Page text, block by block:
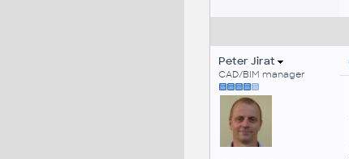
Peter Jirat
CAD/BIM manager